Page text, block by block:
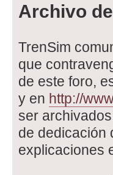
Archivo
TrenSim
que
de este foro,
y en http://
ser
de dedicación
explicaciones